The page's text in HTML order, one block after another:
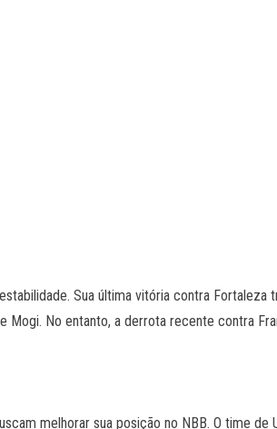
Sua última vitória contra Fortaleza
No entanto, a derrota recente contra
melhorar sua posição no NBB. O time